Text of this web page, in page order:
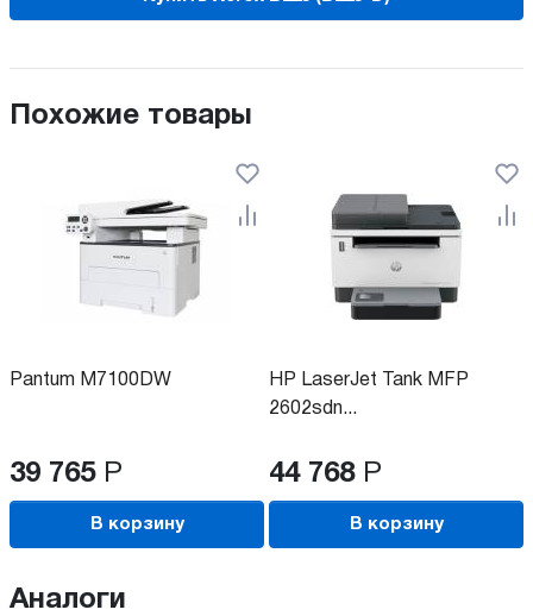
Похожие товары
Pantum M7100DW
39 765 Р
В корзину
HP LaserJet Tank MFP
2602sdn...
44 768 Р
В корзину
Аналоги